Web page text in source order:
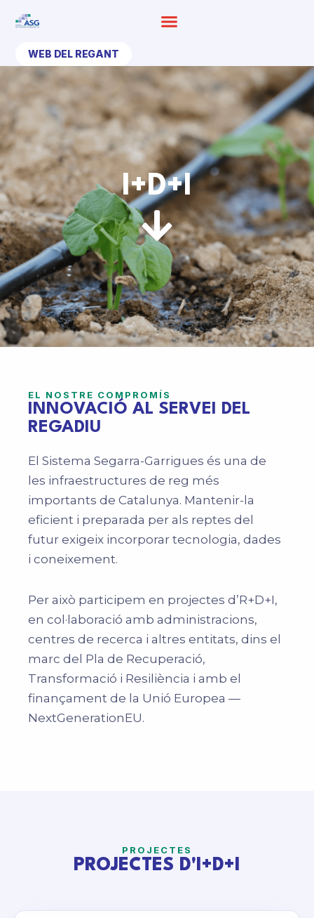
WEB DEL REGANT
I+D+I
EL NOSTRE COMPROMÍS
INNOVACIÓ AL SERVEI DEL
REGADIU
El Sistema Segarra-Garrigues és una de
les infraestructures de reg més
importants de Catalunya. Mantenir-la
eficient i preparada per als reptes del
futur exigeix incorporar tecnologia, dades
i coneixement.
Per això participem en projectes d’R+D+I,
en col·laboració amb administracions,
centres de recerca i altres entitats, dins el
marc del Pla de Recuperació,
Transformació i Resiliència i amb el
finançament de la Unió Europea —
NextGenerationEU.
PROJECTES
PROJECTES D'I+D+I